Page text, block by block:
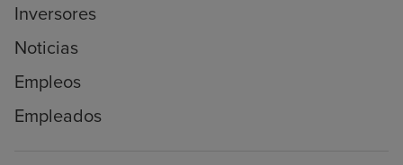
Inversores
Noticias
Empleos
Empleados